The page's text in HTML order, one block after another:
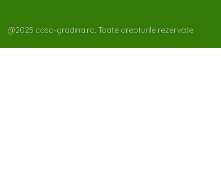
@2025 casa-gradina.ro. Toate drepturile rezervate